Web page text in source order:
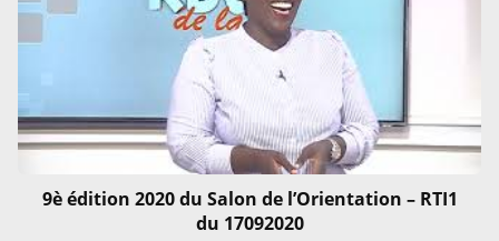
9è édition 2020 du Salon de l’Orientation – RTI1
du 17092020